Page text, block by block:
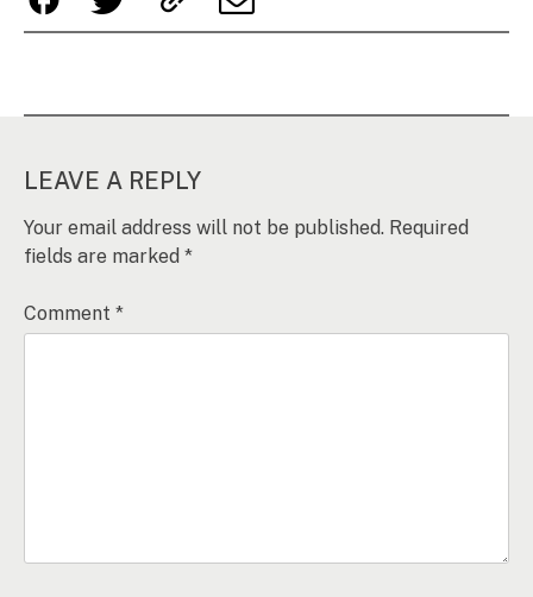
LEAVE A REPLY
Your email address will not be published. Required
fields are marked *
Comment *